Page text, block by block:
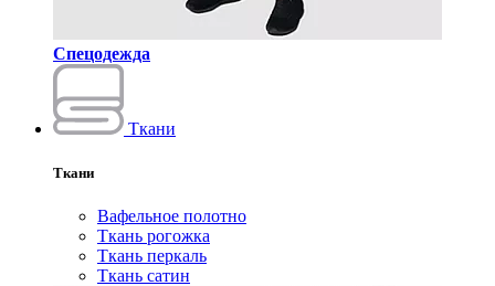
Спецодежда
Ткани
Ткани
Вафельное полотно
Ткань рогожка
Ткань перкаль
Ткань сатин